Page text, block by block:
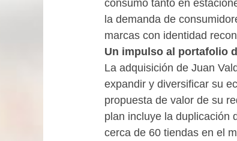
consumo tanto en
la demanda de
marcas con identidad
Un impulso al portafolio
La adquisición de Juan
expandir y diversificar su
propuesta de valor de su
plan incluye la duplicación
cerca de 60 tiendas en el